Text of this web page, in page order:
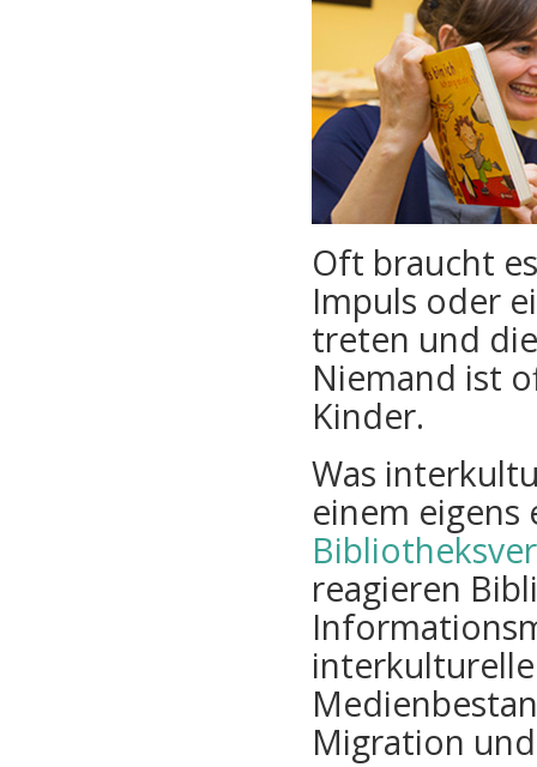
Oft braucht
Impuls oder
treten und
Niemand ist
Kinder.
Was
einem
reagieren
Migration